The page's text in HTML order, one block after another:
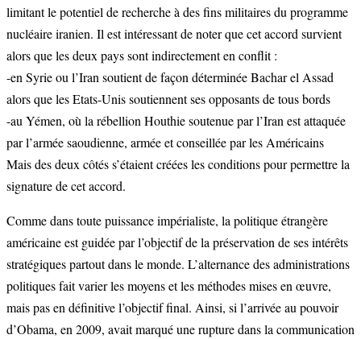
limitant le potentiel de recherche à des fins militaires du programme
nucléaire iranien. Il est intéressant de noter que cet accord survient
alors que les deux pays sont indirectement en conflit :
-en Syrie ou l’Iran soutient de façon déterminée Bachar el Assad
alors que les Etats-Unis soutiennent ses opposants de tous bords
-au Yémen, où la rébellion Houthie soutenue par l’Iran est attaquée
par l’armée saoudienne, armée et conseillée par les Américains
Mais des deux côtés s’étaient créées les conditions pour permettre la
signature de cet accord.
Comme dans toute puissance impérialiste, la politique étrangère
américaine est guidée par l’objectif de la préservation de ses intérêts
stratégiques partout dans le monde. L’alternance des administrations
politiques fait varier les moyens et les méthodes mises en œuvre,
mais pas en définitive l’objectif final. Ainsi, si l’arrivée au pouvoir
d’Obama, en 2009, avait marqué une rupture dans la communication